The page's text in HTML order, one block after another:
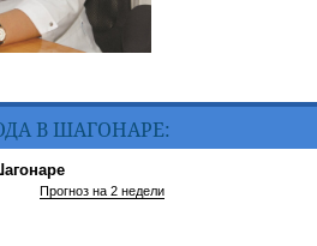
В ШАГОНАРЕ:
Прогноз на 2 недели